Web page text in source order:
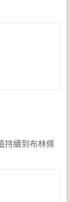
持續到布林條